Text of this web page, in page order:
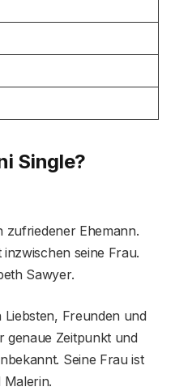
Single?
zufriedener Ehemann.
seine Frau.
Sawyer.
Freunden und
genaue Zeitpunkt und
Seine Frau ist
Malerin.